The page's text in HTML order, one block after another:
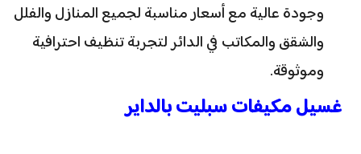
وجودة عالية مع أسعار مناسبة لجميع المنازل والفلل
والشقق والمكاتب في الدائر لتجربة تنظيف احترافية
وموثوقة.
غسيل مكيفات سبليت بالداير